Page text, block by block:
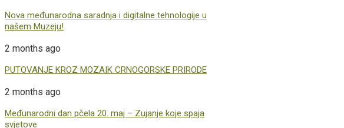
Nova međunarodna saradnja i digitalne tehnologije u
našem Muzeju!
2 months ago
PUTOVANJE KROZ MOZAIK CRNOGORSKE PRIRODE
2 months ago
Međunarodni dan pčela 20. maj – Zujanje koje spaja
svjetove